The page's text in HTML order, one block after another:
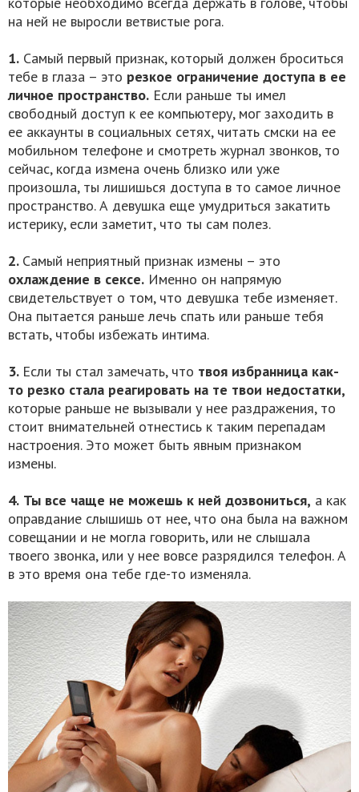
на ней не выросли ветвистые рога.
1. Самый первый признак, который должен броситься
тебе в глаза – это резкое ограничение доступа в ее
личное пространство. Если раньше ты имел
свободный доступ к ее компьютеру, мог заходить в
ее аккаунты в социальных сетях, читать смски на ее
мобильном телефоне и смотреть журнал звонков, то
сейчас, когда измена очень близко или уже
произошла, ты лишишься доступа в то самое личное
пространство. А девушка еще умудриться закатить
истерику, если заметит, что ты сам полез.
2. Самый неприятный признак измены – это
охлаждение в сексе. Именно он напрямую
свидетельствует о том, что девушка тебе изменяет.
Она пытается раньше лечь спать или раньше тебя
встать, чтобы избежать интима.
3. Если ты стал замечать, что твоя избранница как-
то резко стала реагировать на те твои недостатки,
которые раньше не вызывали у нее раздражения, то
стоит внимательней отнестись к таким перепадам
настроения. Это может быть явным признаком
измены.
4. Ты все чаще не можешь к ней дозвониться, а как
оправдание слышишь от нее, что она была на важном
совещании и не могла говорить, или не слышала
твоего звонка, или у нее вовсе разрядился телефон. А
в это время она тебе где-то изменяла.